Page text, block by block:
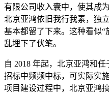
有限公司收入囊中，使其成
北京亚鸿依旧我行我素，独
基本都留了下来。这种看似
乱埋下了伏笔。
自 2018 年起，北京亚鸿和
招标中频频中标，可实际实
项目建设过程中，北京亚鸿